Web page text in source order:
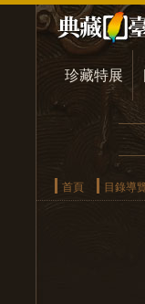
珍藏特展
首頁 目錄導